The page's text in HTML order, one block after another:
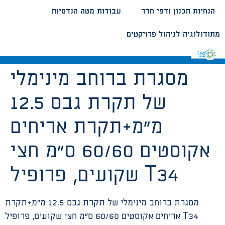
עבודות מטה הנדסיות הנחיות תכנון ודפי חדר
מתודולוגיה לניהול פרויקטים
מסגרת ברוחב מינימלי
של תקרת גבס 12.5
מ”מ+תקרת אריחים
אקוסטים 60/60 ס”מ חצי
שקועים, פרופיל T34
מסגרת ברוחב מינימלי של תקרת גבס 12.5 מ”מ+תקרת
אריחים אקוסטים 60/60 ס”מ חצי שקועים, פרופיל T34